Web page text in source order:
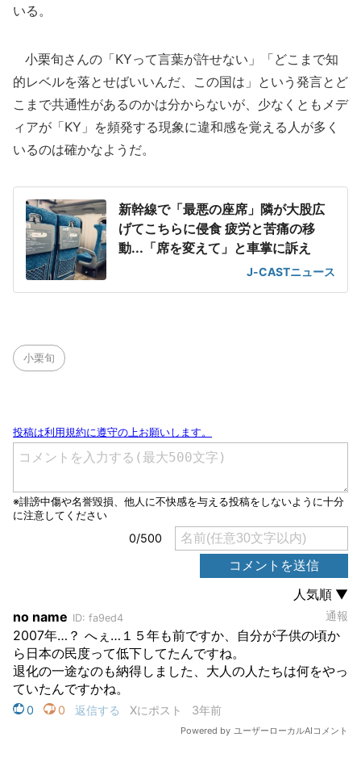
いる。
小栗旬さんの「KYって言葉が許せない」「どこまで知
的レベルを落とせばいいんだ、この国は」という発言とど
こまで共通性があるのかは分からないが、少なくともメデ
ィアが「KY」を頻発する現象に違和感を覚える人が多く
いるのは確かなようだ。
新幹線で「最悪の座席」隣が大股広
げてこちらに侵食 疲労と苦痛の移
動...「席を変えて」と車掌に訴え
J-CASTニュース
小栗旬